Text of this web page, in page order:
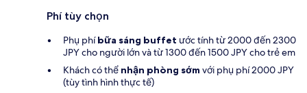
Phí tùy chọn
Phụ phíbữa sáng buffet ước tính từ 2000 đến 2300
JPY cho người lớn và từ 1300 đến 1500 JPY cho trẻ em
Khách có thể nhận phòng sớm với phụ phí 2000 JPY
(tùy tình hình thực tế)